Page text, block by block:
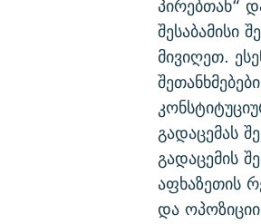
პირებთან“
შესაბამისი
მივიღეთ.
გადაცემას
გადაცემის
აფხაზეთის
და